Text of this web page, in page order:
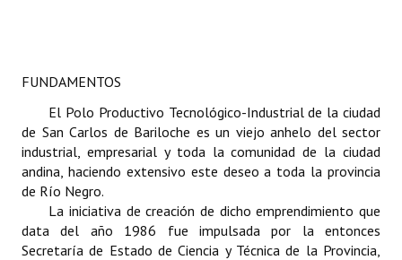
Resoluciones de Presidencia
INSTITUCIONAL
Antiguos Pobladores
Noticias Destacadas
FUNDAMENTOS
El Polo Productivo Tecnológico-Industrial de la ciudad
de San Carlos de Bariloche es un viejo anhelo del sector
industrial, empresarial y toda la comunidad de la ciudad
andina, haciendo extensivo este deseo a toda la provincia
de Río Negro.
La iniciativa de creación de dicho emprendimiento que
data del año 1986 fue impulsada por la entonces
Secretaría de Estado de Ciencia y Técnica de la Provincia,